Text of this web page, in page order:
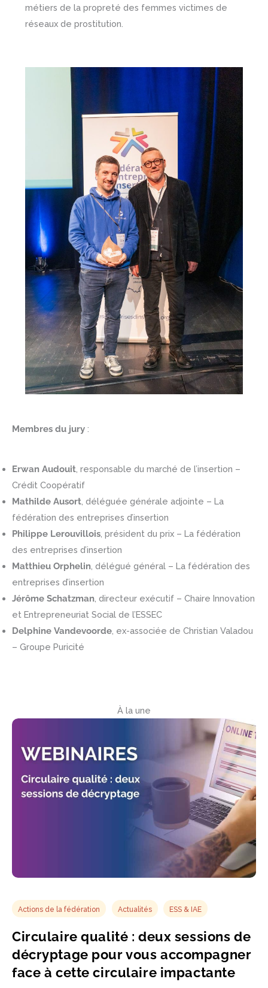
métiers de la propreté des femmes victimes de
réseaux de prostitution.
Membres du jury :
Erwan Audouit , responsable du marché de l’insertion –
Crédit Coopératif
Mathilde Ausort , déléguée générale adjointe – La
fédération des entreprises d’insertion
Philippe Lerouvillois , président du prix – La fédération
des entreprises d’insertion
Matthieu Orphelin , délégué général – La fédération des
entreprises d’insertion
Jérôme Schatzman , directeur exécutif – Chaire Innovation
et Entrepreneuriat Social de l’ESSEC
Delphine Vandevoorde , ex-associée de Christian Valadou
– Groupe Puricité
À la une
Actions de la fédération Actualités ESS & IAE
Circulaire qualité : deux sessions de
décryptage pour vous accompagner
face à cette circulaire impactante